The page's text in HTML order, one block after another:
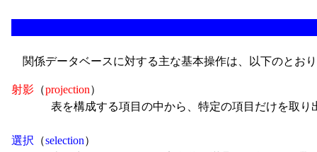
関係データベースに対する主な基本操作は、以下のとお
射影 （projection）
表を構成する項目の中から、特定の項目だけを取り
選択 （selection）